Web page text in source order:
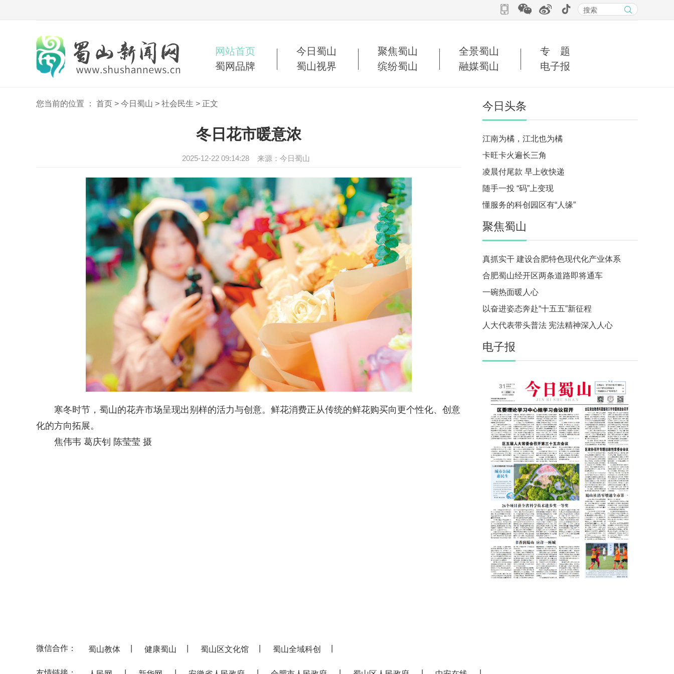
网站首页 今日蜀山 聚焦蜀山 全景蜀山
专 题
蜀网品牌
蜀山视界 缤纷蜀山 融媒蜀山 电子报
您当前的位置 ： 首页 > 今日蜀山 > 社会民生 > 正文
冬日花市暖意浓
2025-12-22 09:14:28 来源：今日蜀山
寒冬时节，蜀山的花卉市场呈现出别样的活力与创意。鲜花消费正从传统的鲜花购买向更个性化、创意
化的方向拓展。
焦伟韦 葛庆钊 陈莹莹 摄
今日头条
江南为橘，江北也为橘
卡旺卡火遍长三角
凌晨付尾款 早上收快递
随手一投 “码”上变现
懂服务的科创园区有“人缘”
聚焦蜀山
真抓实干 建设合肥特色现代化产业体系
合肥蜀山经开区两条道路即将通车
一碗热面暖人心
以奋进姿态奔赴“十五五”新征程
人大代表带头普法 宪法精神深入人心
电子报
微信合作： 蜀山教体 健康蜀山 蜀山区文化馆 蜀山全域科创